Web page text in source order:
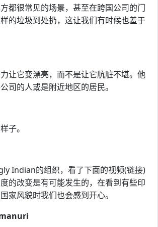
都很常见的场景，甚至在跨国公司的门
的垃圾到处扔，这让我们有时候也羞于
让它变漂亮，而不是让它肮脏不堪。他
司的人或是附近地区的居民。
子。
Indian的组织，看了下面的视频(链接)
的改变是有可能发生的，在看到有些印
家风貌时我们也会感到开心。